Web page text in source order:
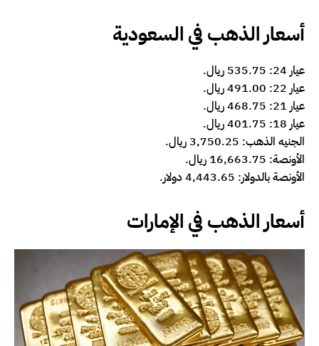
أسعار الذهب في السعودية
عيار 24: 535.75 ريال.
عيار 22: 491.00 ريال.
عيار 21: 468.75 ريال.
عيار 18: 401.75 ريال.
الجنيه الذهب: 3,750.25 ريال.
الأونصة: 16,663.75 ريال.
الأونصة بالدولار: 4,443.65 دولار.
أسعار الذهب في الإمارات